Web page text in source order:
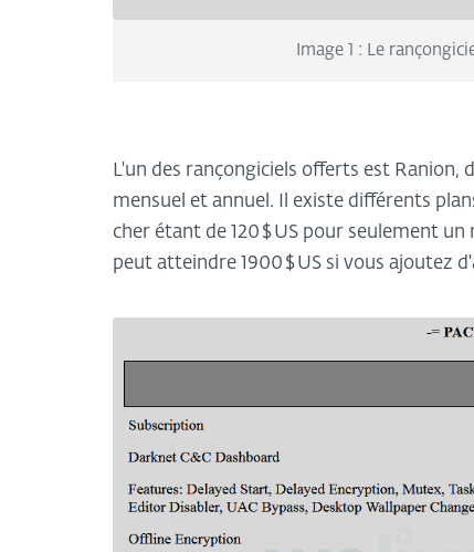
Image 1 : Le
L'un des rançongiciels offerts est
mensuel et annuel. Il existe différents
cher étant de 120 $ US pour seulement
peut atteindre 1900 $ US si vous ajoutez